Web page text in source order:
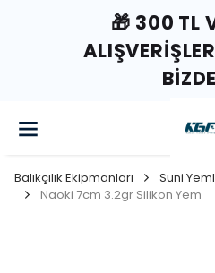
🎁 300 TL
Balıkçılık Ekipmanları Suni
Naoki 7cm 3.2gr Silikon Yem